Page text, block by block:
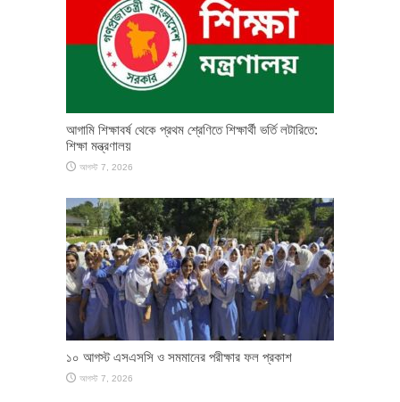
আগামি শিক্ষাবর্ষ থেকে প্রথম শ্রেণিতে শিক্ষার্থী ভর্তি লটারিতে:
শিক্ষা মন্ত্রণালয়
আগস্ট 7, 2026
১০ আগস্ট এসএসসি ও সমমানের পরীক্ষার ফল প্রকাশ
আগস্ট 7, 2026